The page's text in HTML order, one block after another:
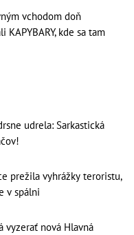
vchodom doň
kde sa tam
udrela: Sarkastická
prežila vyhrážky teroristu,
v spálni
vyzerať nová Hlavná